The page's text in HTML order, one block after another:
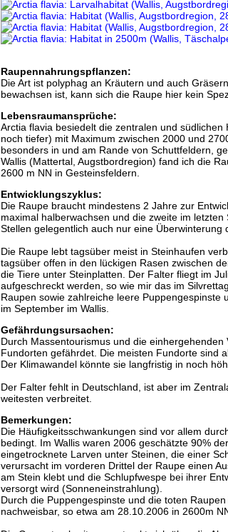
Raupennahrungspflanzen:
Die Art ist polyphag an Kräutern und auch
bewachsen ist, kann sich die Raupe hier kein
Lebensraumansprüche:
Arctia flavia besiedelt die zentralen und
noch tiefer) mit Maximum zwischen 2000 und
besonders in und am Rande von Schuttfeldern,
Wallis (Mattertal, Augstbordregion) fand ich die
2600 m NN in Gesteinsfeldern.
Entwicklungszyklus:
Die Raupe braucht mindestens 2 Jahre zur
maximal halberwachsen und die zweite im
Stellen gelegentlich auch nur eine Überwinterung
Die Raupe lebt tagsüber meist in Steinhaufen
tagsüber offen in den lückigen Rasen zwischen
die Tiere unter Steinplatten. Der Falter fliegt im
aufgeschreckt werden, so wie mir das im
Raupen sowie zahlreiche leere Puppengespinste
im September im Wallis.
Gefährdungsursachen:
Durch Massentourismus und die
Fundorten gefährdet. Die meisten Fundorte sind
Der Klimawandel könnte sie langfristig in noch
Der Falter fehlt in Deutschland, ist aber im
weitesten verbreitet.
Bemerkungen:
Die Häufigkeitsschwankungen sind vor allem
bedingt. Im Wallis waren 2006 geschätzte 90%
eingetrocknete Larven unter Steinen, die einer
verursacht im vorderen Drittel der Raupe einen
am Stein klebt und die Schlupfwespe bei ihrer
versorgt wird (Sonneneinstrahlung).
Durch die Puppengespinste und die toten
nachweisbar, so etwa am 28.10.2006 in 2600m